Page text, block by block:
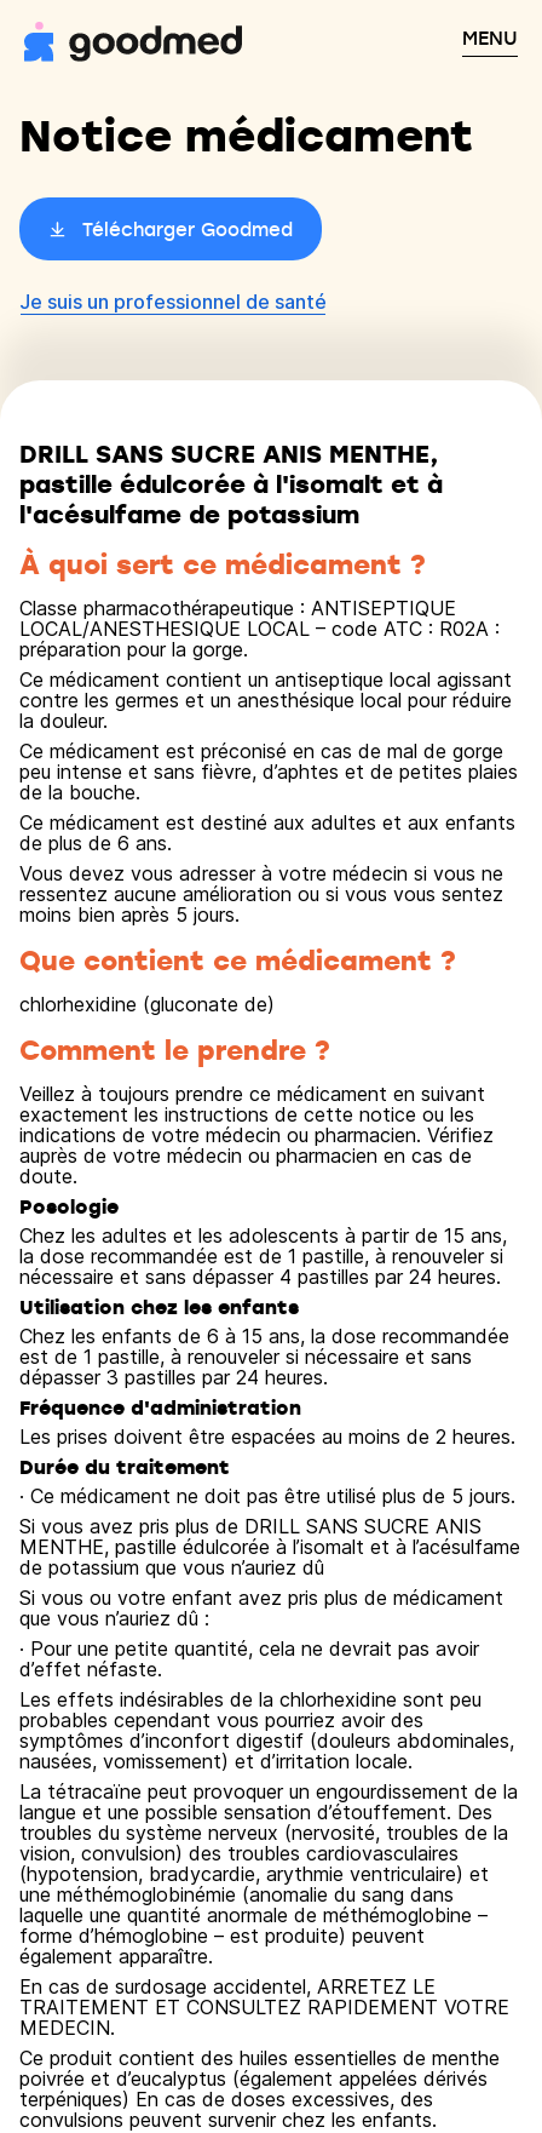
MENU
Notice médicament
Télécharger Goodmed
Je suis un professionnel de santé
DRILL SANS SUCRE ANIS MENTHE,
pastille édulcorée à l'isomalt et à
l'acésulfame de potassium
À quoi sert ce médicament ?
Classe pharmacothérapeutique : ANTISEPTIQUE
LOCAL/ANESTHESIQUE LOCAL – code ATC : R02A :
préparation pour la gorge.
Ce médicament contient un antiseptique local agissant
contre les germes et un anesthésique local pour réduire
la douleur.
Ce médicament est préconisé en cas de mal de gorge
peu intense et sans fièvre, d’aphtes et de petites plaies
de la bouche.
Ce médicament est destiné aux adultes et aux enfants
de plus de 6 ans.
Vous devez vous adresser à votre médecin si vous ne
ressentez aucune amélioration ou si vous vous sentez
moins bien après 5 jours.
Que contient ce médicament ?
chlorhexidine (gluconate de)
Comment le prendre ?
Veillez à toujours prendre ce médicament en suivant
exactement les instructions de cette notice ou les
indications de votre médecin ou pharmacien. Vérifiez
auprès de votre médecin ou pharmacien en cas de
doute.
Posologie
Chez les adultes et les adolescents à partir de 15 ans,
la dose recommandée est de 1 pastille, à renouveler si
nécessaire et sans dépasser 4 pastilles par 24 heures.
Utilisation chez les enfants
Chez les enfants de 6 à 15 ans, la dose recommandée
est de 1 pastille, à renouveler si nécessaire et sans
dépasser 3 pastilles par 24 heures.
Fréquence d'administration
Les prises doivent être espacées au moins de 2 heures.
Durée du traitement
· Ce médicament ne doit pas être utilisé plus de 5 jours.
Si vous avez pris plus de DRILL SANS SUCRE ANIS
MENTHE, pastille édulcorée à l’isomalt et à l’acésulfame
de potassium que vous n’auriez dû
Si vous ou votre enfant avez pris plus de médicament
que vous n’auriez dû :
· Pour une petite quantité, cela ne devrait pas avoir
d’effet néfaste.
Les effets indésirables de la chlorhexidine sont peu
probables cependant vous pourriez avoir des
symptômes d’inconfort digestif (douleurs abdominales,
nausées, vomissement) et d’irritation locale.
La tétracaïne peut provoquer un engourdissement de la
langue et une possible sensation d’étouffement. Des
troubles du système nerveux (nervosité, troubles de la
vision, convulsion) des troubles cardiovasculaires
(hypotension, bradycardie, arythmie ventriculaire) et
une méthémoglobinémie (anomalie du sang dans
laquelle une quantité anormale de méthémoglobine –
forme d’hémoglobine – est produite) peuvent
également apparaître.
En cas de surdosage accidentel, ARRETEZ LE
TRAITEMENT ET CONSULTEZ RAPIDEMENT VOTRE
MEDECIN.
Ce produit contient des huiles essentielles de menthe
poivrée et d’eucalyptus (également appelées dérivés
terpéniques) En cas de doses excessives, des
convulsions peuvent survenir chez les enfants.